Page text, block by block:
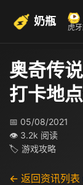
奶瓶 虎
奥奇传
打卡地
📅 05/08/2021
👁 3.2k 阅读
🏷 游戏攻略
← 返回资讯列表